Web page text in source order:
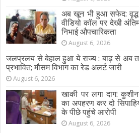
अब खून भी हुआ सफेद: वृद्ध
वीडियो कॉल पर देखी
निभाई औपचारिकता
August 6, 2026
जलप्रलय से बेहाल हुआ ये राज्य : बाढ़ से अब
प्रभावित; मौसम विभाग का रेड अलर्ट जारी
August 6, 2026
खाकी पर लगा दाग:
का अपहरण कर दो
के पीछे पहुंचे आरोपी
August 6, 2026